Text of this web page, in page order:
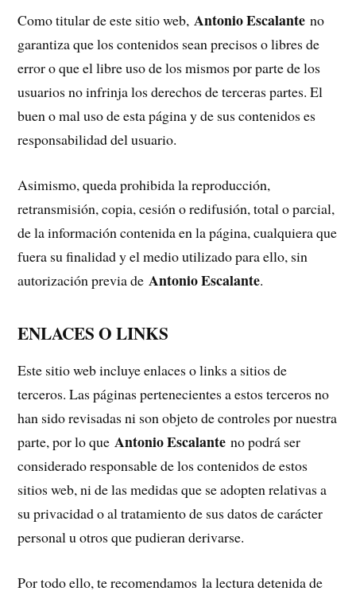
Como titular de este sitio web, Antonio Escalanteno
garantiza que los contenidos sean precisos o libres de
error o que el libre uso de los mismos por parte de los
usuarios no infrinja los derechos de terceras partes. El
buen o mal uso de esta página y de sus contenidos es
responsabilidad del usuario.
Asimismo, queda prohibida la reproducción,
retransmisión, copia, cesión o redifusión, total o parcial,
de la información contenida en la página, cualquiera que
fuera su finalidad y el medio utilizado para ello, sin
autorización previa de Antonio Escalante.
ENLACES O LINKS
Este sitio web incluye enlaces o links a sitios de
terceros. Las páginas pertenecientes a estos terceros no
han sido revisadas ni son objeto de controles por nuestra
parte, por lo que Antonio Escalante no podrá ser
considerado responsable de los contenidos de estos
sitios web, ni de las medidas que se adopten relativas a
su privacidad o al tratamiento de sus datos de carácter
personal u otros que pudieran derivarse.
Por todo ello, te recomendamos la lectura detenida de